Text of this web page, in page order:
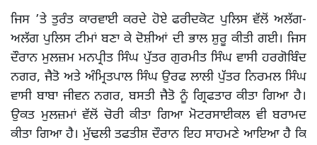
ਜਿਸ ’ਤੇ ਤੁਰੰਤ ਕਾਰਵਾਈ ਕਰਦੇ ਹੋਏ ਫਰੀਦਕੋਟ ਪੁਲਿਸ ਵੱਲੋਂ ਅਲੱਗ-
ਅਲੱਗ ਪੁਲਿਸ ਟੀਮਾਂ ਬਣਾ ਕੇ ਦੋਸ਼ੀਆਂ ਦੀ ਭਾਲ ਸ਼ੁਰੂ ਕੀਤੀ ਗਈ। ਜਿਸ
ਦੌਰਾਨ ਮੁਲਜ਼ਮ ਮਨਪ੍ਰੀਤ ਸਿੰਘ ਪੁੱਤਰ ਗੁਰਮੀਤ ਸਿੰਘ ਵਾਸੀ ਹਰਗੋਬਿੰਦ
ਨਗਰ, ਜੈਤੋ ਅਤੇ ਅੰਮ੍ਰਿਤਪਾਲ ਸਿੰਘ ਉਰਫ ਲਾਲੀ ਪੁੱਤਰ ਨਿਰਮਲ ਸਿੰਘ
ਵਾਸੀ ਬਾਬਾ ਜੀਵਨ ਨਗਰ, ਬਸਤੀ ਜੈਤੋ ਨੂੰ ਗ੍ਰਿਫਤਾਰ ਕੀਤਾ ਗਿਆ ਹੈ।
ਉਕਤ ਮੁਲਜ਼ਮਾਂ ਵੱਲੋਂ ਚੋਰੀ ਕੀਤਾ ਗਿਆ ਮੋਟਰਸਾਈਕਲ ਵੀ ਬਰਾਮਦ
ਕੀਤਾ ਗਿਆ ਹੈ। ਮੁੱਢਲੀ ਤਫਤੀਸ਼ ਦੌਰਾਨ ਇਹ ਸਾਹਮਣੇ ਆਇਆ ਹੈ ਕਿ